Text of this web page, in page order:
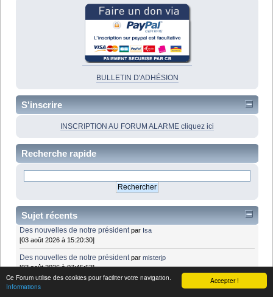
Accepter !
Ce Forum utilise des cookies pour faciliter votre navigation.
Informations
BULLETIN D'ADHÉSION
S'inscrire
INSCRIPTION AU FORUM ALARME cliquez ici
Recherche rapide
Sujet récents
Des nouvelles de notre président par Isa
[03 août 2026 à 15:20:30]
Des nouvelles de notre président parmisterjp
[03 août 2026 à 07:45:53]
Des nouvelles de notre président